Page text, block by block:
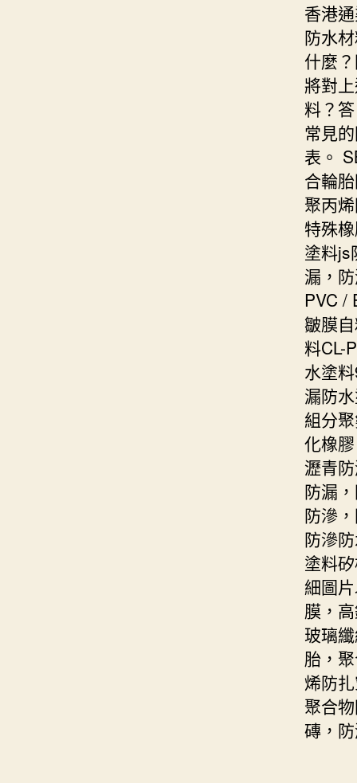
香港
防水
什麼
將對
料？
常見
表。
合輪
聚丙
特殊
塗料js
漏，
PVC /
皺膜
料CL-
水塗
漏防
組分
化橡
瀝青
防漏
防滲
防滲
塗料
細圖
膜，
玻璃
胎，
烯防
聚合
磚，